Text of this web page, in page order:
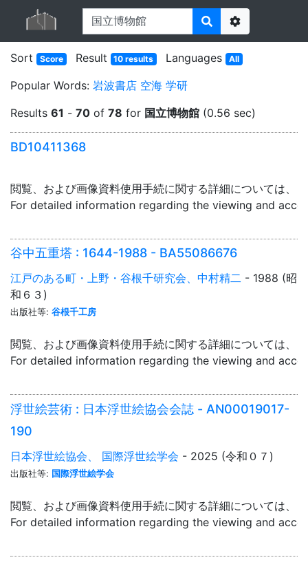
Options
Sort
Score Result 10 results Languages All
Popular Words: 岩波書店 空海 学研
Results 61 - 70 of 78 for 国立博物館 (0.56 sec)
BD10411368
閲覧、および画像資料使用手続に関する詳細については、「
For detailed information regarding the viewing and
谷中五重塔 : 1644-1988 - BA55086676
江戸のある町・上野・谷根千研究会、中村精二 - 1988 (昭
和６３)
出版社等: 谷根千工房
閲覧、および画像資料使用手続に関する詳細については、「
For detailed information regarding the viewing and
浮世絵芸術 : 日本浮世絵協会会誌 - AN00019017-
190
日本浮世絵協会、 国際浮世絵学会 - 2025 (令和０７)
出版社等: 国際浮世絵学会
閲覧、および画像資料使用手続に関する詳細については、「
For detailed information regarding the viewing and